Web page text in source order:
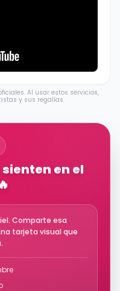
Al usar estos servicios,
y sus regalías.
en el
Comparte esa
tarjeta visual que